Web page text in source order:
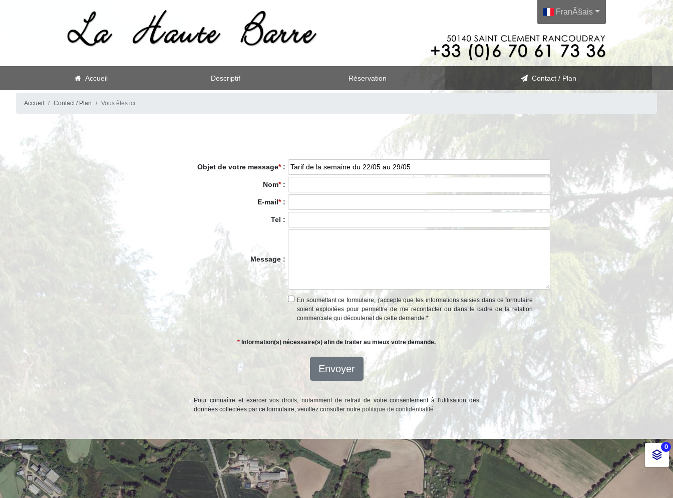
Accueil Descriptif Réservation Contact / Plan
FranÃ§ais
Accueil Contact / Plan Vous êtes ici
Objet de votre message*:
Nom*:
E-mail*:
Tel :
Message :
En soumettant ce formulaire, j'accepte que les informations saisies dans ce formulaire
soient exploitées pour permettre de me recontacter ou dans le cadre de la relation
commerciale qui découlerait de cette demande.*
* Information(s) nécessaire(s) afin de traiter au mieux votre demande.
Envoyer
Pour connaître et exercer vos droits, notamment de retrait de votre consentement à l'utilisation des
données collectées par ce formulaire, veuillez consulter notre politique de confidentialité